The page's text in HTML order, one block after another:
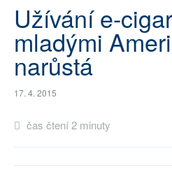
ROZHOVORY
TÉMATA
NEJČTENĚJŠÍ ZA 7 DNÍ
AUTOŘI
Užívání e-
mladými
narůstá
17. 4. 2015
čas čtení 2 minuty